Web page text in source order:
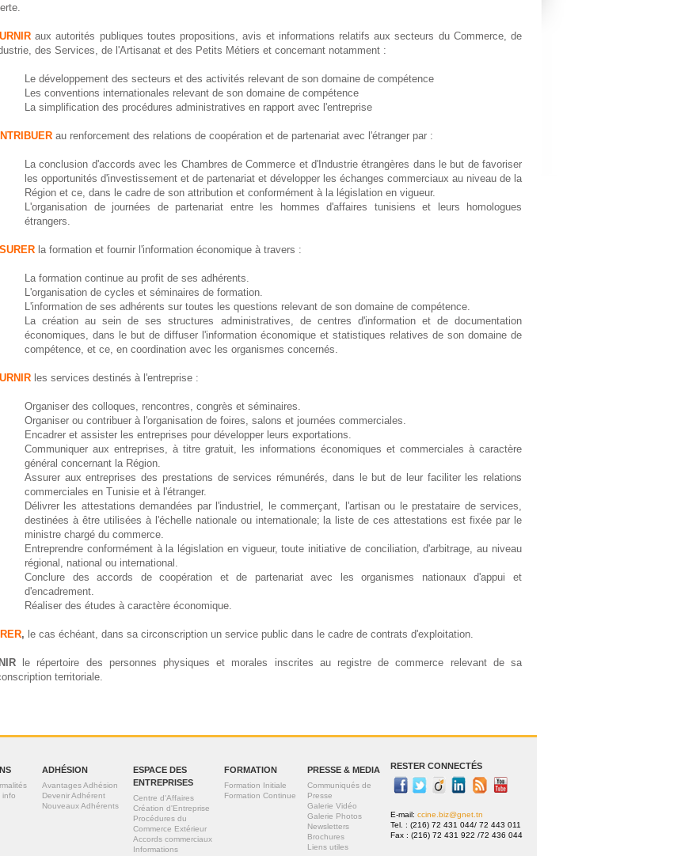
aux autorités publiques toutes propositions, avis et informations relatifs aux secteurs du Commerce, de
des Services, de l'Artisanat et des Petits Métiers et concernant notamment :
Le développement des secteurs et des activités relevant de son domaine de compétence
Les conventions internationales relevant de son domaine de compétence
La simplification des procédures administratives en rapport avec l'entreprise
au renforcement des relations de coopération et de partenariat avec l'étranger par :
La conclusion d'accords avec les Chambres de Commerce et d'Industrie étrangères dans le but de favoriser
les opportunités d'investissement et de partenariat et développer les échanges commerciaux au niveau de la
Région et ce, dans le cadre de son attribution et conformément à la législation en vigueur.
L'organisation de journées de partenariat entre les hommes d'affaires tunisiens et leurs homologues
étrangers.
la formation et fournir l'information économique à travers :
La formation continue au profit de ses adhérents.
L'organisation de cycles et séminaires de formation.
L'information de ses adhérents sur toutes les questions relevant de son domaine de compétence.
La création au sein de ses structures administratives, de centres d'information et de documentation
économiques, dans le but de diffuser l'information économique et statistiques relatives de son domaine de
compétence, et ce, en coordination avec les organismes concernés.
les services destinés à l'entreprise :
Organiser des colloques, rencontres, congrès et séminaires.
Organiser ou contribuer à l'organisation de foires, salons et journées commerciales.
Encadrer et assister les entreprises pour développer leurs exportations.
Communiquer aux entreprises, à titre gratuit, les informations économiques et commerciales à caractère
général concernant la Région.
Assurer aux entreprises des prestations de services rémunérés, dans le but de leur faciliter les relations
commerciales en Tunisie et à l'étranger.
Délivrer les attestations demandées par l'industriel, le commerçant, l'artisan ou le prestataire de services,
destinées à être utilisées à l'échelle nationale ou internationale; la liste de ces attestations est fixée par le
ministre chargé du commerce.
Entreprendre conformément à la législation en vigueur, toute initiative de conciliation, d'arbitrage, au niveau
régional, national ou international.
Conclure des accords de coopération et de partenariat avec les organismes nationaux d'appui et
d'encadrement.
Réaliser des études à caractère économique.
, le cas échéant, dans sa circonscription un service public dans le cadre de contrats d'exploitation.
le répertoire des personnes physiques et morales inscrites au registre de commerce relevant de sa
territoriale.
info
ADHÉSION
Avantages Adhésion
Devenir Adhérent
Nouveaux Adhérents
ESPACE DES
ENTREPRISES
Centre d'Affaires
Création d'Entreprise
Procédures du
Commerce Extérieur
Accords commerciaux
Informations
FORMATION
Formation Initiale
Formation Continue
PRESSE & MEDIA
Communiqués de
Presse
Galerie Vidéo
Galerie Photos
Newsletters
Brochures
Liens utiles
RESTER CONNECTÉS
E-mail: ccine.biz@gnet.tn
Tel. : (216) 72 431 044/ 72 443 011
Fax : (216) 72 431 922 /72 436 044